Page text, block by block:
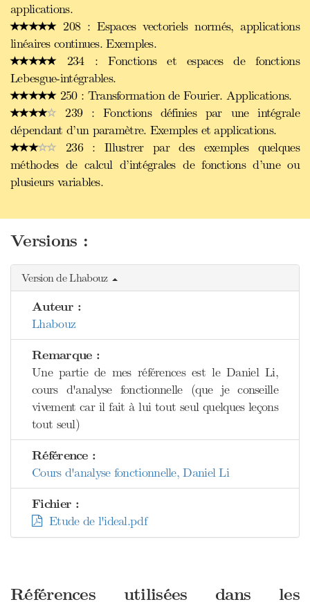
applications.
208 : Espaces vectoriels normés, applications
linéaires continues. Exemples.
234 : Fonctions et espaces de fonctions
Lebesgue-intégrables.
250 : Transformation de Fourier. Applications.
239 : Fonctions définies par une intégrale
dépendant d’un paramètre. Exemples et applications.
236 : Illustrer par des exemples quelques
méthodes de calcul d’intégrales de fonctions d’une ou
plusieurs variables.
Versions :
Version de Lhabouz
Auteur :
Lhabouz
Remarque :
Une partie de mes références est le Daniel Li,
cours d'analyse fonctionnelle (que je conseille
vivement car il fait à lui tout seul quelques leçons
tout seul)
Référence :
Cours d'analyse fonctionnelle, Daniel Li
Fichier :
Etude de l'ideal.pdf
Références utilisées dans les